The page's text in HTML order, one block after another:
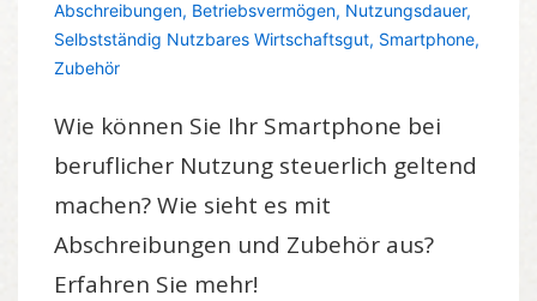
Abschreibungen, Betriebsvermögen, Nutzungsdauer,
Selbstständig Nutzbares Wirtschaftsgut, Smartphone,
Zubehör
Wie können Sie Ihr Smartphone bei
beruflicher Nutzung steuerlich geltend
machen? Wie sieht es mit
Abschreibungen und Zubehör aus?
Erfahren Sie mehr!